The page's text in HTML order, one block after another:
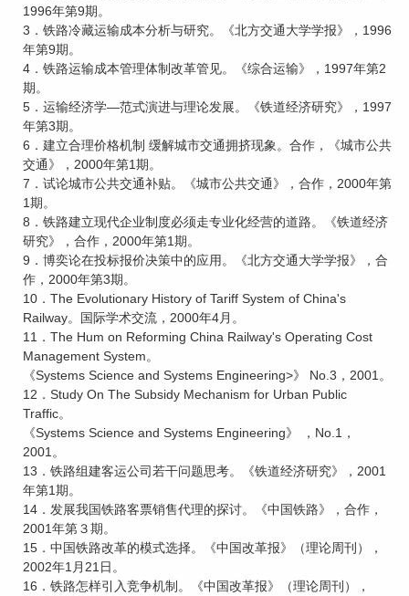
1996年第9期。
3．铁路冷藏运输成本分析与研究。《北方交通大学学报》，1996
年第9期。
4．铁路运输成本管理体制改革管见。《综合运输》，1997年第2
期。
5．运输经济学—范式演进与理论发展。《铁道经济研究》，1997
年第3期。
6．建立合理价格机制 缓解城市交通拥挤现象。合作，《城市公共
交通》，2000年第1期。
7．试论城市公共交通补贴。《城市公共交通》，合作，2000年第
1期。
8．铁路建立现代企业制度必须走专业化经营的道路。《铁道经济
研究》，合作，2000年第1期。
9．博奕论在投标报价决策中的应用。《北方交通大学学报》，合
作，2000年第3期。
10．The Evolutionary History of Tariff System of China's
Railway。国际学术交流，2000年4月。
11．The Hum on Reforming China Railway's Operating Cost
Management System。
《Systems Science and Systems Engineering>》 No.3，2001。
12．Study On The Subsidy Mechanism for Urban Public
Traffic。
《Systems Science and Systems Engineering》 ，No.1，
2001。
13．铁路组建客运公司若干问题思考。《铁道经济研究》，2001
年第1期。
14．发展我国铁路客票销售代理的探讨。《中国铁路》，合作，
2001年第３期。
15．中国铁路改革的模式选择。《中国改革报》（理论周刊），
2002年1月21日。
16．铁路怎样引入竞争机制。《中国改革报》（理论周刊），